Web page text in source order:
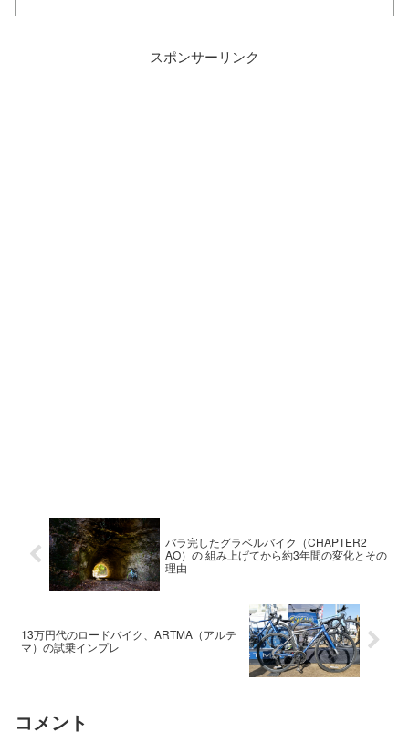
LD635-R のインプレエアロシートポスト
スポンサーリンク
バラ完したグラベルバイク（CHAPTER2
AO）の 組み上げてから約3年間の変化とその
理由
13万円代のロードバイク、ARTMA（アルテ
マ）の試乗インプレ
コメント